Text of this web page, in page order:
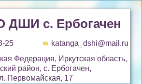
с. Ербогачен
25
katanga_dshi@mail.ru
Федерация, Иркутская область,
район, с. Ербогачен,
Первомайская, 17